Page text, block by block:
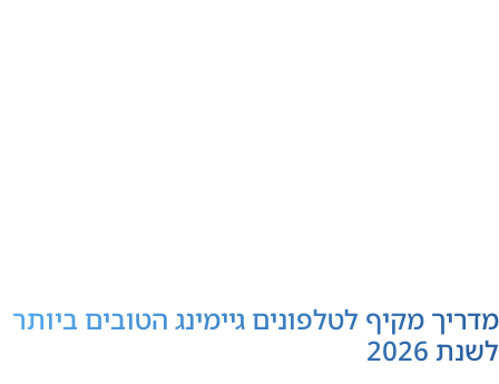
מדריך מקיף לטלפונים גיימינג הטובים ביותר
לשנת 2026